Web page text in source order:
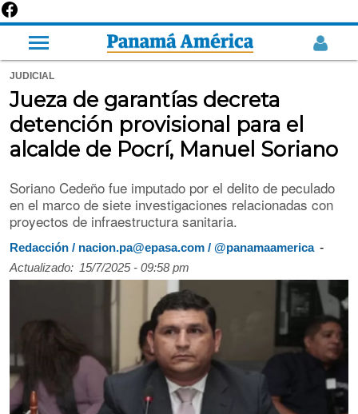
JUDICIAL
Jueza de garantías decreta
detención provisional para el
alcalde de Pocrí, Manuel Soriano
Soriano Cedeño fue imputado por el delito de peculado
en el marco de siete investigaciones relacionadas con
proyectos de infraestructura sanitaria.
Redacción / nacion.pa@epasa.com / @panamaamerica -
Actualizado: 15/7/2025 - 09:58 pm